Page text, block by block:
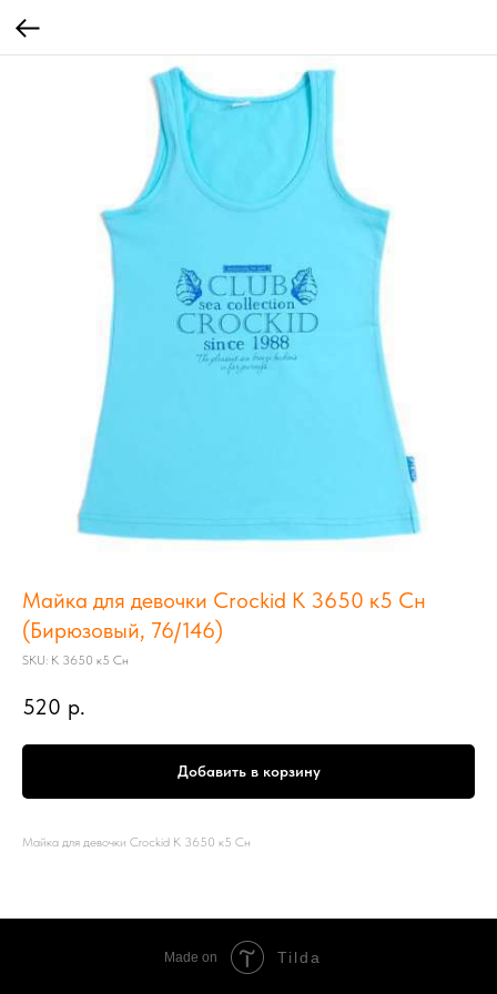
Майка для девочки Crockid K 3650 к5 Сн
(Бирюзовый, 76/146)
SKU: K 3650 к5 Сн
520 р.
Добавить в корзину
Майка для девочки Crockid K 3650 к5 Сн
Made on Tilda